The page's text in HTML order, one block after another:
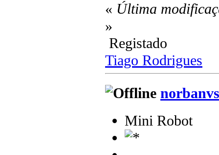
« Última
»
Registado
Tiago Rodrigues
norbanvs
Mini Robot